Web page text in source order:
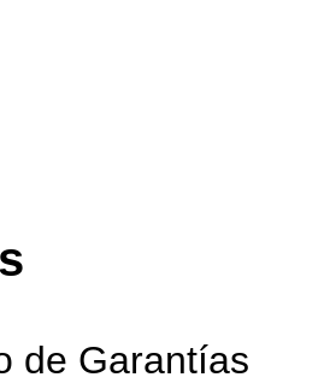
de Garantías